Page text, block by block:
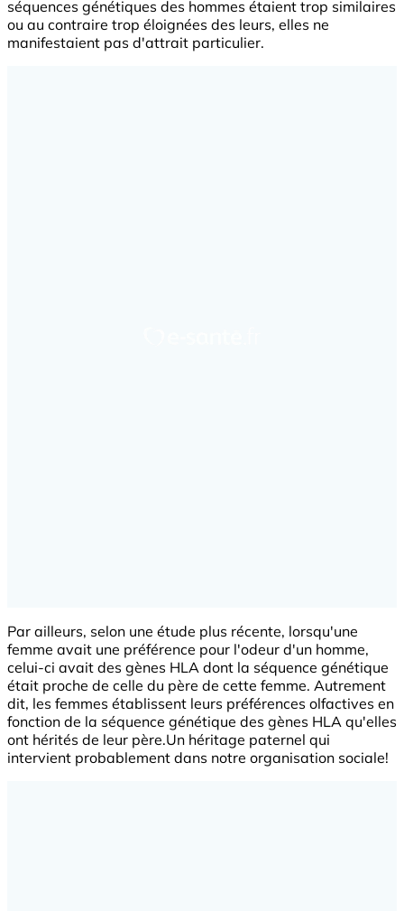
séquences génétiques des hommes étaient trop similaires
ou au contraire trop éloignées des leurs, elles ne
manifestaient pas d'attrait particulier.
Par ailleurs, selon une étude plus récente, lorsqu'une
femme avait une préférence pour l'odeur d'un homme,
celui-ci avait des gènes HLA dont la séquence génétique
était proche de celle du père de cette femme. Autrement
dit, les femmes établissent leurs préférences olfactives en
fonction de la séquence génétique des gènes HLA qu'elles
ont hérités de leur père.Un héritage paternel qui
intervient probablement dans notre organisation sociale!